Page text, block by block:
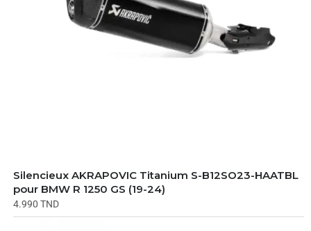
Silencieux AKRAPOVIC Titanium S-B12SO23-HAATBL
pour BMW R 1250 GS (19-24)
4.990 TND